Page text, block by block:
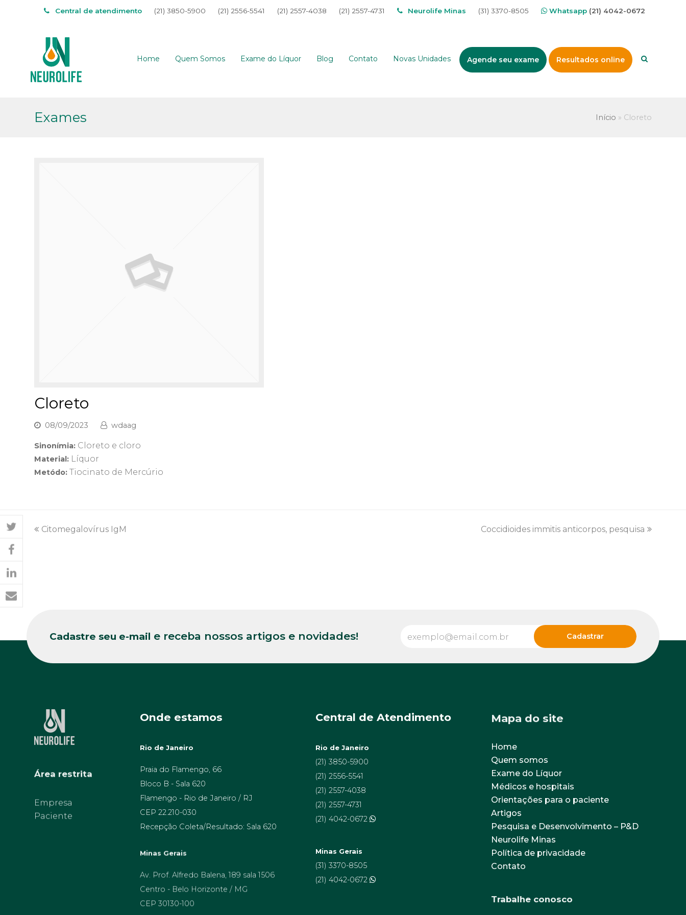
Central de atendimento (21) 3850-5900 (21) 2556-5541 (21) 2557-4038 (21) 2557-4731 Neurolife Minas (31) 3370-8505 Whatsapp (21) 4042-0672
Home Quem Somos Exame do Líquor Blog Contato Novas Unidades Agende seu exame Resultados online
Exames Início » Cloreto
Cloreto
08/09/2023 wdaag
Sinonímia: Cloreto e cloro
Material: Líquor
Metódo: Tiocinato de Mercúrio
previous
Citomegalovírus IgM
next
Coccidioides immitis anticorpos, pesquisa
Cadastre seu e-mail e receba nossos artigos e novidades!
Área restrita
Empresa
Paciente
Onde estamos
Rio de Janeiro
Praia do Flamengo, 66
Bloco B - Sala 620
Flamengo - Rio de Janeiro / RJ
CEP 22.210-030
Recepção Coleta/Resultado: Sala 620
Minas Gerais
Av. Prof. Alfredo Balena, 189 sala 1506
Centro - Belo Horizonte / MG
CEP 30130-100
Central de Atendimento
Rio de Janeiro
(21) 3850-5900
(21) 2556-5541
(21) 2557-4038
(21) 2557-4731
(21) 4042-0672
Minas Gerais
(31) 3370-8505
(21) 4042-0672
Mapa do site
Home
Quem somos
Exame do Líquor
Médicos e hospitais
Orientações para o paciente
Artigos
Pesquisa e Desenvolvimento – P&D
Neurolife Minas
Política de privacidade
Contato
Trabalhe conosco